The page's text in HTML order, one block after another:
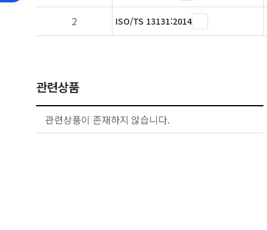
2
ISO/TS 13131:2014
관련상품
관련상품이 존재하지 않습니다.